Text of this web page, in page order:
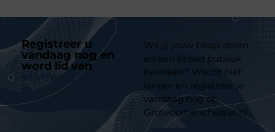
Registreer u
vandaag nog en
word lid van
platform
Wil jij jouw blogs delen
en een breed publiek
bereiken? Wacht niet
langer en registreer je
vandaag nog op
Grotebomencheque.nl